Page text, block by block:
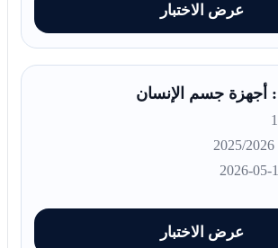
عرض الاختبار
أجهزة جسم الإنسان
عرض الاختبار